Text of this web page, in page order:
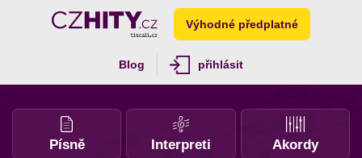
Výhodné předplatné
Blog přihlásit
Písně Interpreti Akordy